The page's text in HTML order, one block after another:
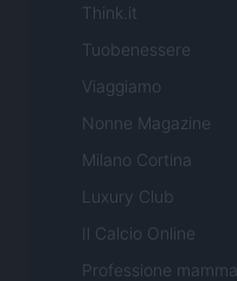
Think.it
Tuobenessere
Viaggiamo
Nonne Magazine
Milano Cortina
Luxury Club
Il Calcio Online
Professione mamma